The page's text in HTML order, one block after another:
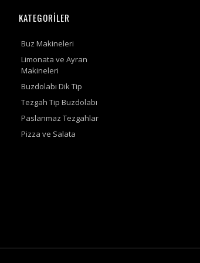
KATEGORİLER
Buz Makineleri
Limonata ve Ayran
Makineleri
Buzdolabı Dik Tip
Tezgah Tip Buzdolabı
Paslanmaz Tezgahlar
Pizza ve Salata